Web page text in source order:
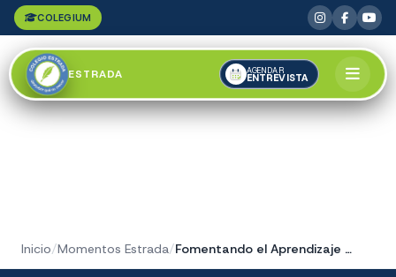
COLEGIUM
ESTRADA AGENDAR
ENTREVISTA
Inicio/Momentos Estrada/ Fomentando el Aprendizaje y Desarrollo Integral